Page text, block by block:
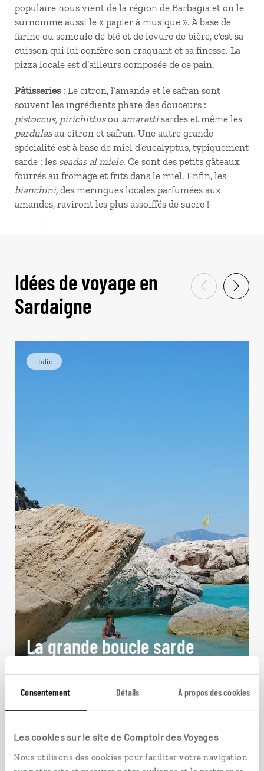
Consentement Détails À propos des cookies
Les cookies sur le site de Comptoir des Voyages
Nous utilisons des cookies pour faciliter votre navigation
populaire nous vient de la région de Barbagia et on le
surnomme aussi le « papier à musique ». À base de
farine ou semoule de blé et de levure de bière, c’est sa
cuisson qui lui confère son craquant et sa finesse. La
pizza locale est d’ailleurs composée de ce pain.
Pâtisseries: Le citron, l’amande et le safran sont
souvent les ingrédients phare des douceurs :
pistoccus, pirichittusou amarettisardes et même les
pardulasau citron et safran. Une autre grande
spécialité est à base de miel d’eucalyptus, typiquement
sarde : les seadas al miele. Ce sont des petits gâteaux
fourrés au fromage et frits dans le miel. Enfin, les
bianchini, des meringues locales parfumées aux
amandes, raviront les plus assoiffés de sucre !
Idées de voyage en
Sardaigne
Italie
La grande boucle sarde
15 jours / 14 nuits